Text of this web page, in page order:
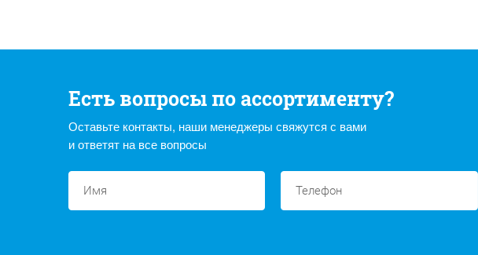
Есть вопросы по ассортименту?
Оставьте контакты, наши менеджеры свяжутся с вами
и ответят на все вопросы